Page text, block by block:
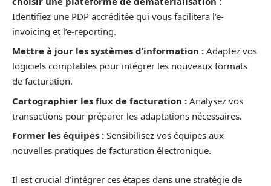
Identifiez une PDP accréditée qui vous facilitera l’e-
invoicing et l’e-reporting.
Mettre à jour les systèmes d’information : Adaptez vos
logiciels comptables pour intégrer les nouveaux formats
de facturation.
Cartographier les flux de facturation : Analysez vos
transactions pour préparer les adaptations nécessaires.
Former les équipes : Sensibilisez vos équipes aux
nouvelles pratiques de facturation électronique.
Il est crucial d’intégrer ces étapes dans une stratégie de